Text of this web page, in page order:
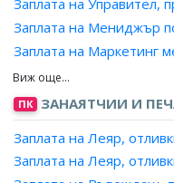
Заплата на Машинист,
Заплата на Оператор,
Заплата на Оператор,
Заплата на Оператор,
Заплата на Оператор,
тунели (строителство)?
Заплата на Машинист на
многокофов багер?
Заплата на Мениджър
Заплата на Маркетинг
Заплата на Мениджър
Заплата на
Заплата на
Заплата на
Заплата на Мениджър
ПК ЗАНАЯТЧИИ И
Заплата на Леяр,
Заплата на Леяр,